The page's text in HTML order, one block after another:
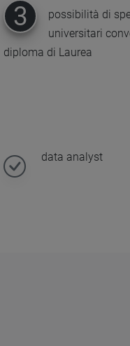
3
possibilità di
universitari
diploma di Laurea
data analyst